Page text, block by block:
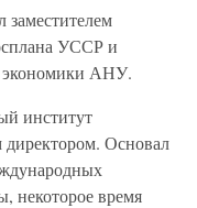
УССР и
экономики АНУ.
институт
Основал
некоторое время